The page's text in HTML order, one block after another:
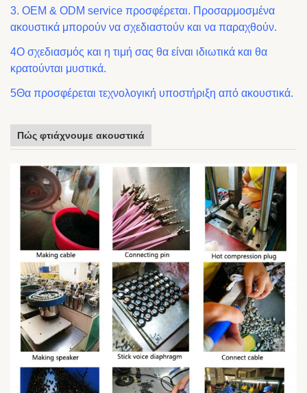
3. OEM & ODM service προσφέρεται. Προσαρμοσμένα
ακουστικά μπορούν να σχεδιαστούν και να παραχθούν.
4Ο σχεδιασμός και η τιμή σας θα είναι ιδιωτικά και θα
κρατούνται μυστικά.
5Θα προσφέρεται τεχνολογική υποστήριξη από ακουστικά.
Πώς φτιάχνουμε ακουστικά